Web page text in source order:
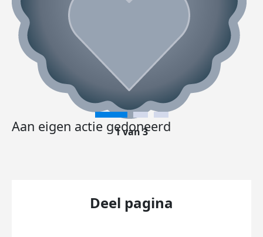
Aan eigen actie gedoneerd
1 van 3
Deel pagina